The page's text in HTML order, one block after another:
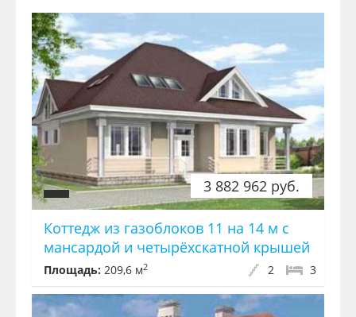
3 882 962 руб.
Коттедж из газоблоков 11 на 14 м с
мансардой и четырёхскатной крышей
Площадь: 209,6 м2 3
2